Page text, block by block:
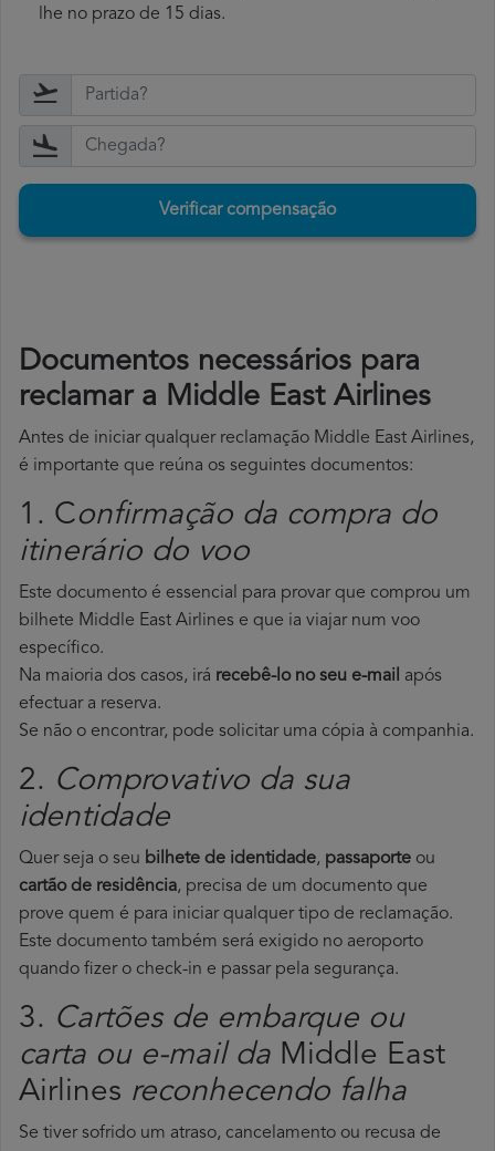
lhe no prazo de 15 dias.
Verificar compensação
Documentos necessários para
reclamar a Middle East Airlines
Antes de iniciar qualquer reclamação Middle East Airlines,
é importante que reúna os seguintes documentos:
1. Confirmação da compra do
itinerário do voo
Este documento é essencial para provar que comprou um
bilhete Middle East Airlines e que ia viajar num voo
específico.
Na maioria dos casos, irá recebê-lo no seu e-mail após
efectuar a reserva.
Se não o encontrar, pode solicitar uma cópia à companhia.
2. Comprovativo da sua
identidade
Quer seja o seu bilhete de identidade, passaporte ou
cartão de residência, precisa de um documento que
prove quem é para iniciar qualquer tipo de reclamação.
Este documento também será exigido no aeroporto
quando fizer o check-in e passar pela segurança.
3. Cartões de embarque ou
carta ou e-mail da Middle East
Airlines reconhecendo falha
Se tiver sofrido um atraso, cancelamento ou recusa de